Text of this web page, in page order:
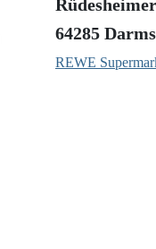
64285
REWE